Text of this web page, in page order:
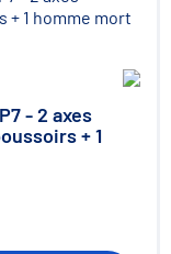
- 2 axes
+ 1